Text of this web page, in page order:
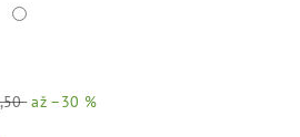
až –30 %